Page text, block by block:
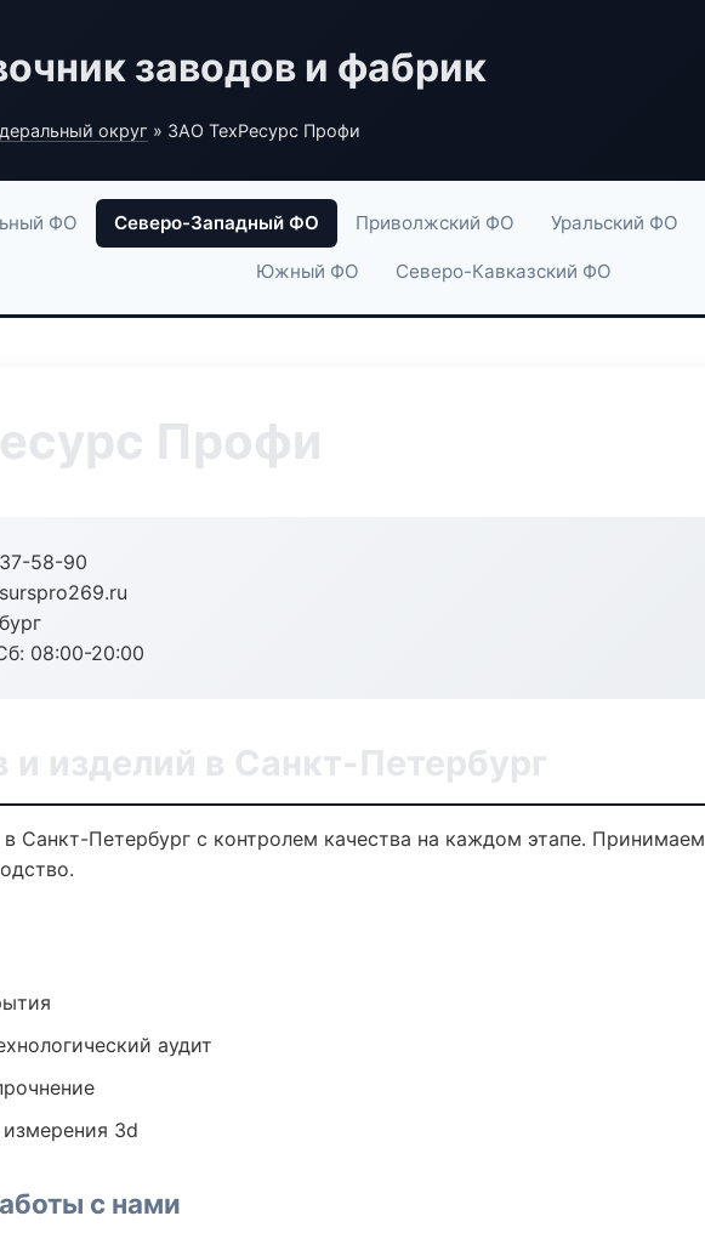
заводов и фабрик
округ » ЗАО ТехРесурс Профи
ФО Северо-Западный ФО Приволжский ФО Уральский ФО
Южный ФО Северо-Кавказский ФО
Профи
58-90
08:00-20:00
и изделий в Санкт-Петербург
Санкт-Петербург с контролем качества на каждом этапе.
аудит
3d
с нами